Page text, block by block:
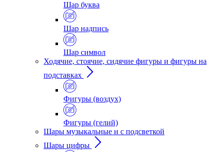
Шар буква
Шар надпись
Шар символ
Ходячие, стоячие, сидячие фигуры и фигуры на
подставках
Фигуры (воздух)
Фигуры (гелий)
Шары музыкальные и с подсветкой
Шары цифры